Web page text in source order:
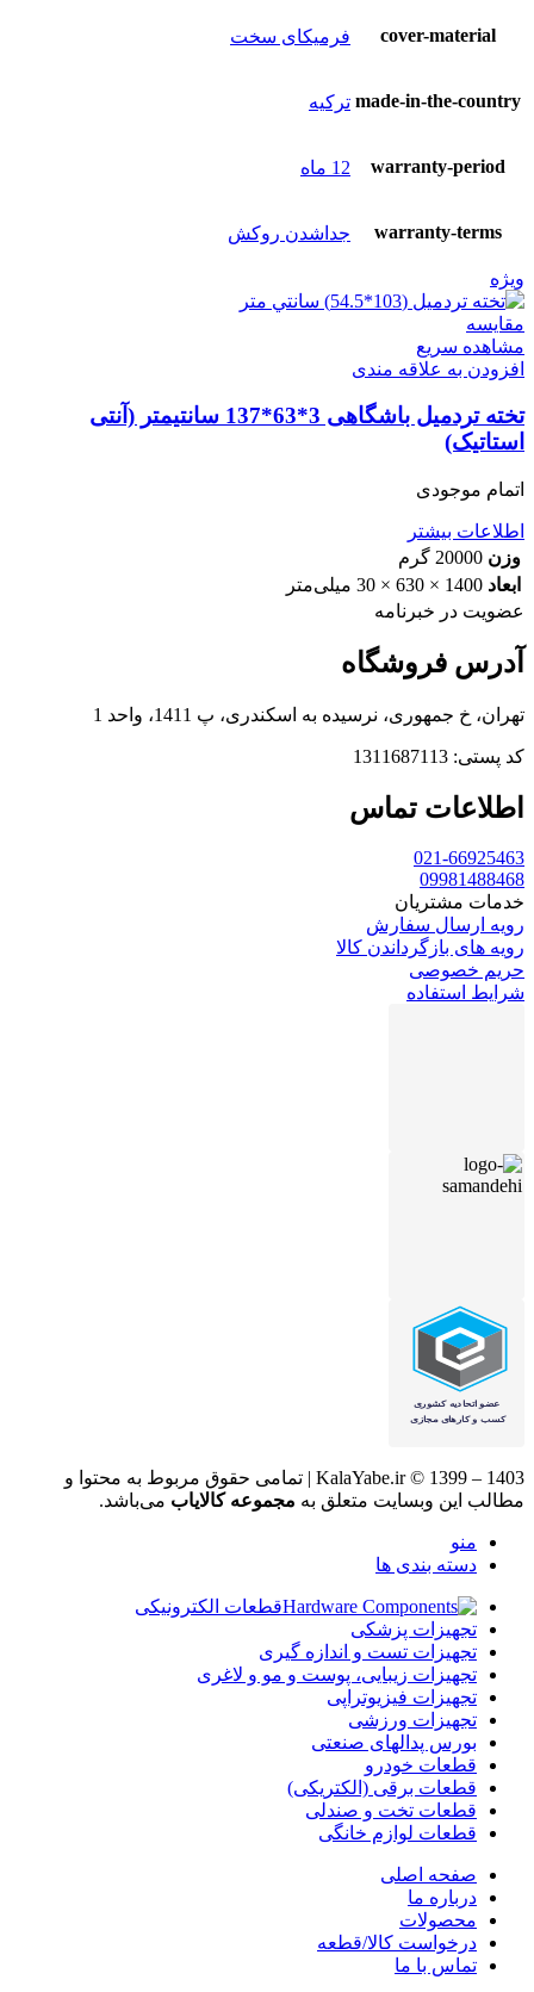
cover-material فرمیکای سخت
made-in-the-country ترکیه
warranty-period 12 ماه
warranty-terms جداشدن روکش
ویژه
مقایسه
مشاهده سریع
افزودن به علاقه مندی
تخته تردمیل باشگاهی 3*63*137 سانتیمتر (آنتی
استاتیک)
اتمام موجودی
اطلاعات بیشتر
وزن 20000 گرم
ابعاد 1400 × 630 × 30 میلی‌متر
عضویت در خبرنامه
آدرس فروشگاه
تهران، خ جمهوری، نرسیده به اسکندری، پ 1411، واحد 1
کد پستی: 1311687113
اطلاعات تماس
021-66925463
09981488468
خدمات مشتریان
رویه ارسال سفارش
رویه های بازگرداندن کالا
حریم خصوصی
شرایط استفاده
KalaYabe.ir © 1399 – 1403 | تمامی حقوق مربوط به محتوا و
مطالب این وبسایت متعلق به مجموعه کالایاب می‌باشد.
منو
دسته بندی ها
قطعات الکترونیکی
تجهیزات پزشکی
تجهیزات تست و اندازه گیری
تجهیزات زیبایی، پوست و مو و لاغری
تجهیزات فیزیوتراپی
تجهیزات ورزشی
بورس پدالهای صنعتی
قطعات خودرو
قطعات برقی (الکتریکی)
قطعات تخت و صندلی
قطعات لوازم خانگی
صفحه اصلی
درباره ما
محصولات
درخواست کالا/قطعه
تماس با ما